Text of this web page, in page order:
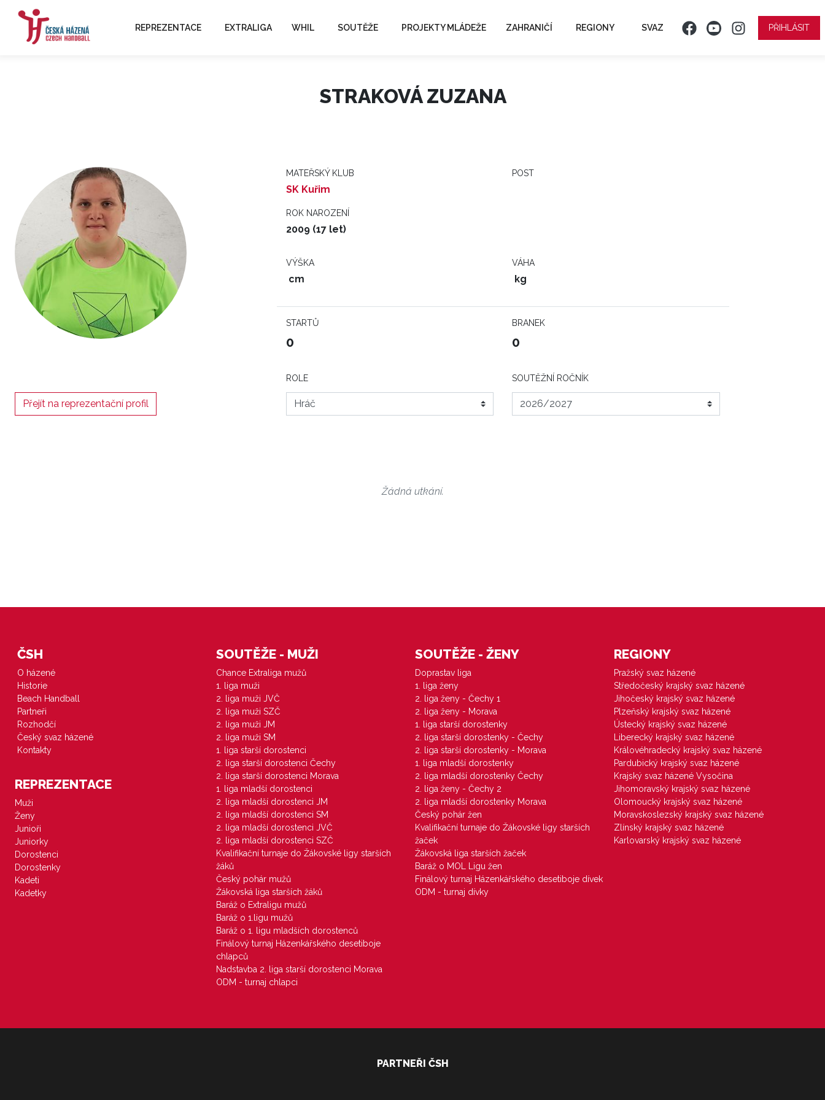
REPREZENTACE EXTRALIGA WHIL SOUTĚŽE PROJEKTY MLÁDEŽE ZAHRANIČÍ REGIONY SVAZ PŘIHLÁSIT
STRAKOVÁ ZUZANA
MATEŘSKÝ KLUB
SK Kuřim
POST
ROK NAROZENÍ
2009 (17 let)
VÝŠKA
cm
VÁHA
kg
STARTŮ
0
BRANEK
0
Přejít na reprezentační profil
ROLE SOUTĚŽNÍ ROČNÍK
Žádná utkání.
ČSH
O házené
Historie
Beach Handball
Partneři
Rozhodčí
Český svaz házené
Kontakty
REPREZENTACE
Muži
Ženy
Junioři
Juniorky
Dorostenci
Dorostenky
Kadeti
Kadetky
SOUTĚŽE - MUŽI
Chance Extraliga mužů
1. liga muži
2. liga muži JVČ
2. liga muži SZČ
2. liga muži JM
2. liga muži SM
1. liga starší dorostenci
2. liga starší dorostenci Čechy
2. liga starší dorostenci Morava
1. liga mladší dorostenci
2. liga mladší dorostenci JM
2. liga mladší dorostenci SM
2. liga mladší dorostenci JVČ
2. liga mladší dorostenci SZČ
Kvalifikační turnaje do Žákovské ligy starších
žáků
Český pohár mužů
Žákovská liga starších žáků
Baráž o Extraligu mužů
Baráž o 1.ligu mužů
Baráž o 1. ligu mladších dorostenců
Finálový turnaj Házenkářského desetiboje
chlapců
Nadstavba 2. liga starší dorostenci Morava
ODM - turnaj chlapci
SOUTĚŽE - ŽENY
Doprastav liga
1. liga ženy
2. liga ženy - Čechy 1
2. liga ženy - Morava
1. liga starší dorostenky
2. liga starší dorostenky - Čechy
2. liga starší dorostenky - Morava
1. liga mladší dorostenky
2. liga mladší dorostenky Čechy
2. liga ženy - Čechy 2
2. liga mladší dorostenky Morava
Český pohár žen
Kvalifikační turnaje do Žákovské ligy starších
žaček
Žákovská liga starších žaček
Baráž o MOL Ligu žen
Finálový turnaj Házenkářského desetiboje dívek
ODM - turnaj dívky
REGIONY
Pražský svaz házené
Středočeský krajský svaz házené
Jihočeský krajský svaz házené
Plzeňský krajský svaz házené
Ústecký krajský svaz házené
Liberecký krajský svaz házené
Královéhradecký krajský svaz házené
Pardubický krajský svaz házené
Krajský svaz házené Vysočina
Jihomoravský krajský svaz házené
Olomoucký krajský svaz házené
Moravskoslezský krajský svaz házené
Zlínský krajský svaz házené
Karlovarský krajský svaz házené
PARTNEŘI ČSH